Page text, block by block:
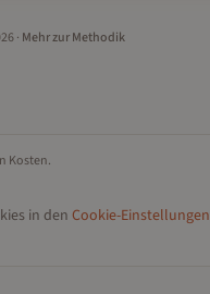
· Mehr zur Methodik
Kosten.
in den Cookie-Einstellungen